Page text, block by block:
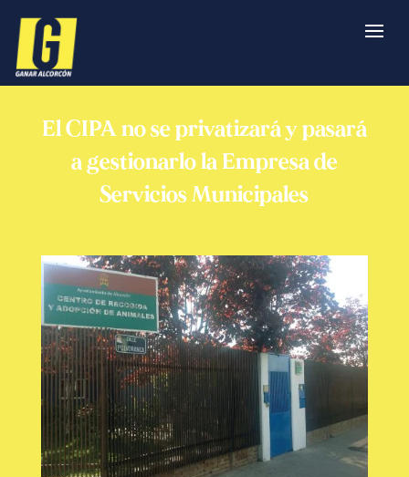
El CIPA no se privatizará y pasará
a gestionarlo la Empresa de
Servicios Municipales